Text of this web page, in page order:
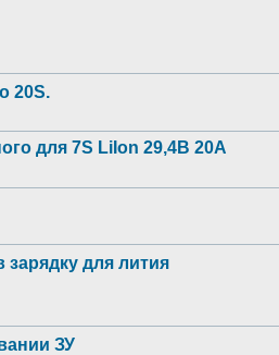
20S.
для 7S LiIon 29,4В 20А
зарядку для лития
ЗУ